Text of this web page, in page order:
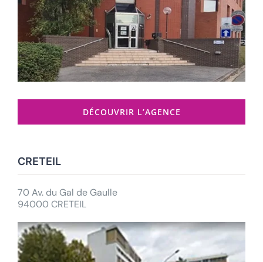
DÉCOUVRIR L’AGENCE
CRETEIL
70 Av. du Gal de Gaulle
94000 CRETEIL